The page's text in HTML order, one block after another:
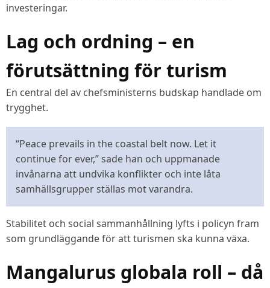
investeringar.
Lag och ordning – en
förutsättning för turism
En central del av chefsministerns budskap handlade om
trygghet.
“Peace prevails in the coastal belt now. Let it
continue for ever,” sade han och uppmanade
invånarna att undvika konflikter och inte låta
samhällsgrupper ställas mot varandra.
Stabilitet och social sammanhållning lyfts i policyn fram
som grundläggande för att turismen ska kunna växa.
Mangalurus globala roll – då